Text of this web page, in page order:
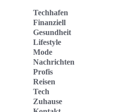
Techhafen
Finanziell
Gesundheit
Lifestyle
Mode
Nachrichten
Profis
Reisen
Tech
Zuhause